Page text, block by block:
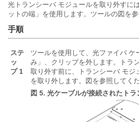
光トランシーバ モジュールを取り外すに
ットの端」を使用します。ツールの図を参
手順
ステ
ッ
プ 1
ツールを使用して、光ファイバ ケ
み」、クリップを外します。トラ
取り外す前に、トランシーバ モジ
を取り外します。図を参照してくだ
図 5. 光ケーブルが接続されたトラ